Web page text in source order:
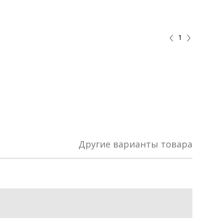
1
Другие варианты товара